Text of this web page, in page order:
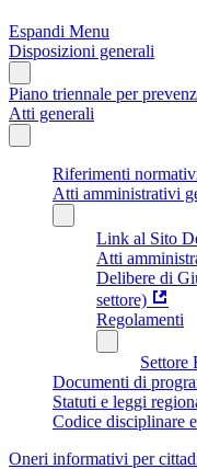
Espandi Menu
Disposizioni generali
Piano triennale per
Atti generali
Riferimenti
Atti amministrativi
Link al Sito
Atti
Delibere di
settore)
Regolamenti
Settore
Documenti di
Statuti e leggi
Codice disciplinare
Oneri informativi per